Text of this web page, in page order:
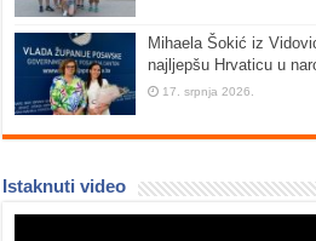
Mihaela Šokić iz
najljepšu Hrvaticu u
17. srpnja 2026.
Istaknuti video